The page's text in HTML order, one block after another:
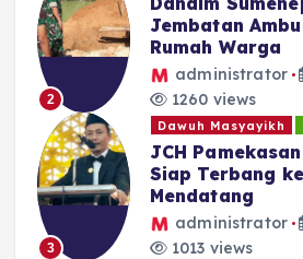
2
Jembatan
Rumah Warga
administrator
1260 views
3
Dawuh Masyayikh
JCH
Siap Terbang
Mendatang
administrator
1013 views